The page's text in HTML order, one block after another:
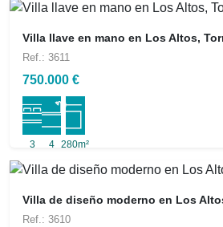
Villa llave en mano en Los Altos,
Ref.: 3611
750.000 €
3 4 280m²
Villa de diseño moderno en Los
Ref.: 3610